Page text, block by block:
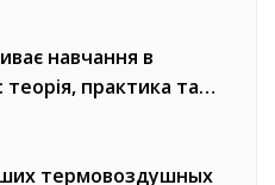
навчання в
теорія, практика та
термовоздушных